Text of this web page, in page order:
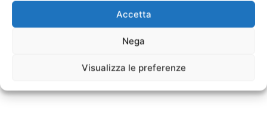
Accetta
Nega
Visualizza le preferenze
Sostituzione Scaldabagno Elettrico Ferroli
Milanese
Sostituzione Scaldabagno a Gas Ferroli